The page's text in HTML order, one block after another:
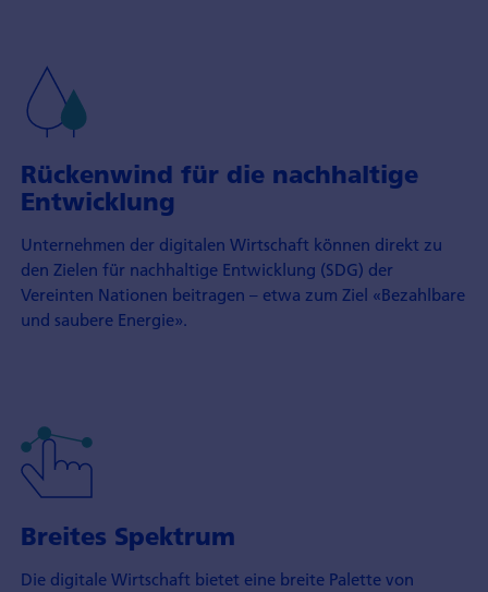
Rückenwind für die nachhaltige
Entwicklung
Unternehmen der digitalen Wirtschaft können direkt zu
den Zielen für nach­haltige Entwicklung (SDG) der
Vereinten Nationen beitragen – etwa zum Ziel «Bezahlbare
und saubere Energie».
Breites Spektrum
Die digitale Wirtschaft bietet eine breite Palette von